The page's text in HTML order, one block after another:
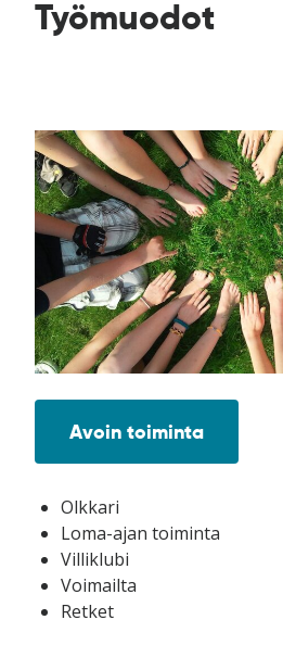
Työmuodot
Avoin toiminta
Olkkari
Loma-ajan toiminta
Villiklubi
Voimailta
Retket